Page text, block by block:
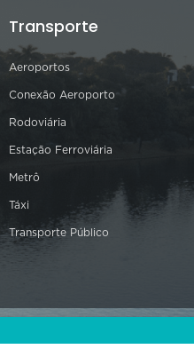
Transporte
Aeroportos
Conexão Aeroporto
Rodoviária
Estação Ferroviária
Metrô
Táxi
Transporte Público